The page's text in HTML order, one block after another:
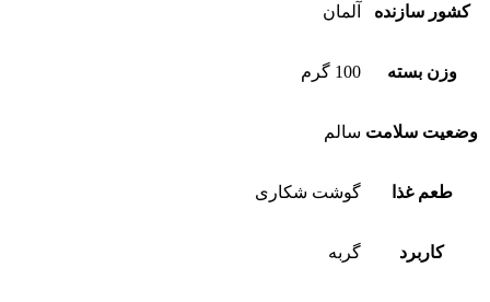
کشور سازنده آلمان
وزن بسته 100 گرم
وضعیت سلامت سالم
طعم غذا گوشت شکاری
کاربرد گربه